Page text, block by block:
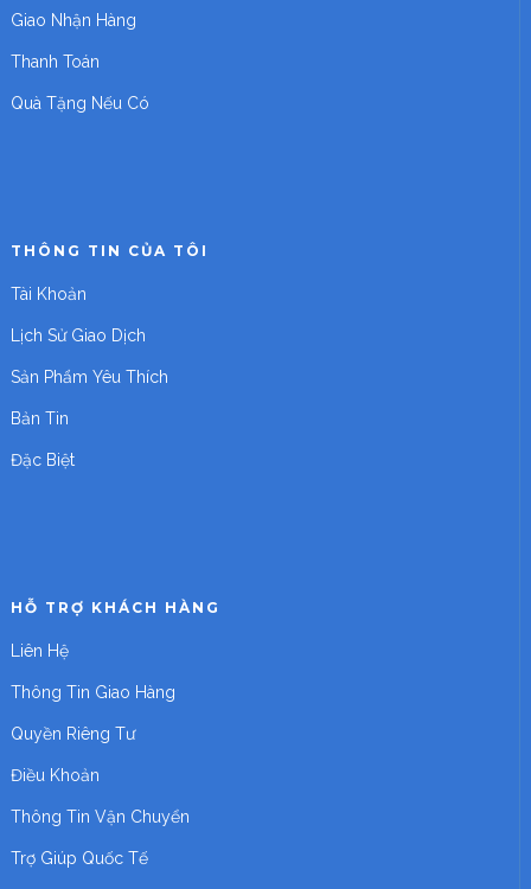
Giao Nhận Hàng
Thanh Toán
Quà Tặng Nếu Có
THÔNG TIN CỦA TÔI
Tài Khoản
Lịch Sử Giao Dịch
Sản Phẩm Yêu Thích
Bản Tin
Đặc Biệt
HỖ TRỢ KHÁCH HÀNG
Liên Hệ
Thông Tin Giao Hàng
Quyền Riêng Tư
Điều Khoản
Thông Tin Vận Chuyển
Trợ Giúp Quốc Tế